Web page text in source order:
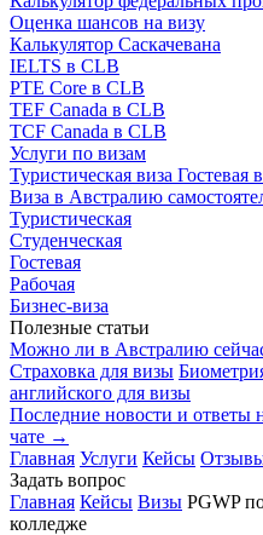
Оценка шансов на визу
Калькулятор Саскачевана
IELTS в CLB
PTE Core в CLB
TEF Canada в CLB
TCF Canada в CLB
Услуги по визам
Туристическая виза Гостевая
Виза в Австралию
Туристическая
Студенческая
Гостевая
Рабочая
Бизнес-виза
Полезные статьи
Можно ли в Австралию
Страховка для визы
английского для визы
Последние новости и ответы
чате →
Главная Услуги Кейсы
Задать вопрос
Главная Кейсы Визы PGWP
колледже